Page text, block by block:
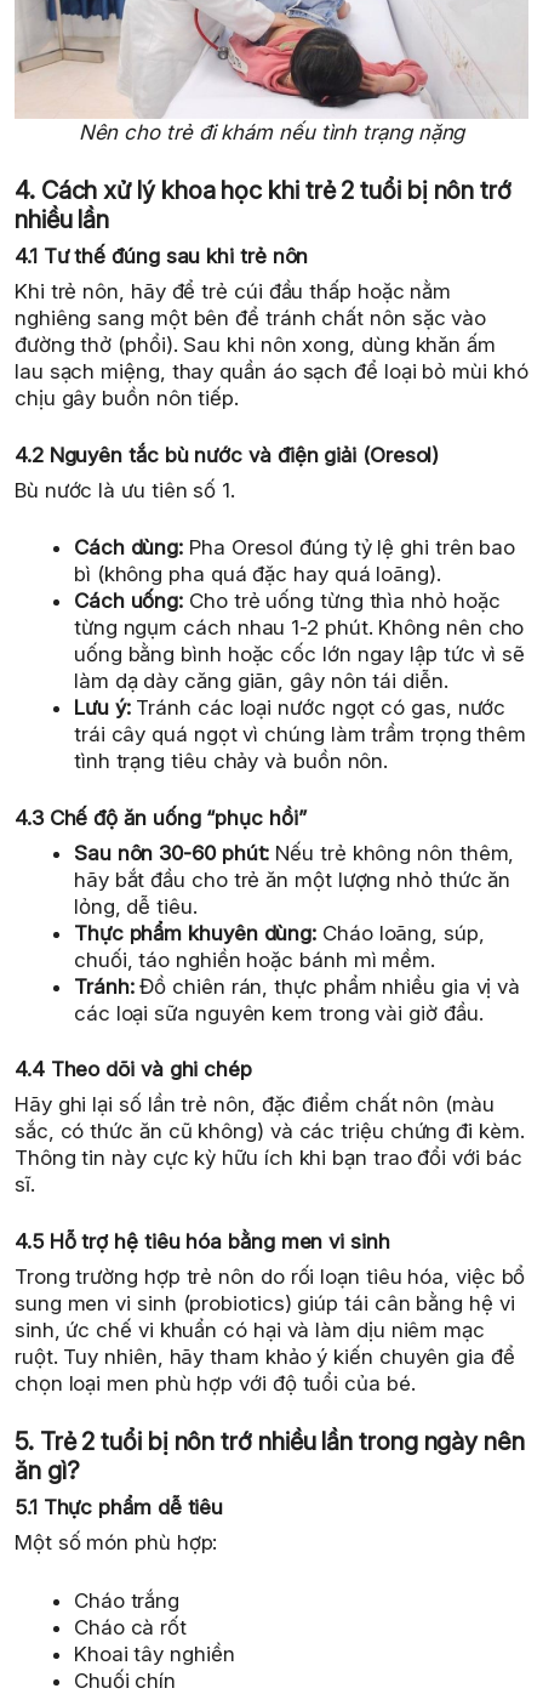
Nên cho trẻ đi khám nếu tình trạng nặng
4. Cách xử lý khoa học khi trẻ 2 tuổi bị nôn trớ
nhiều lần
4.1 Tư thế đúng sau khi trẻ nôn
Khi trẻ nôn, hãy để trẻ cúi đầu thấp hoặc nằm
nghiêng sang một bên để tránh chất nôn sặc vào
đường thở (phổi). Sau khi nôn xong, dùng khăn ấm
lau sạch miệng, thay quần áo sạch để loại bỏ mùi khó
chịu gây buồn nôn tiếp.
4.2 Nguyên tắc bù nước và điện giải (Oresol)
Bù nước là ưu tiên số 1.
Cách dùng: Pha Oresol đúng tỷ lệ ghi trên bao
bì (không pha quá đặc hay quá loãng).
Cách uống: Cho trẻ uống từng thìa nhỏ hoặc
từng ngụm cách nhau 1-2 phút. Không nên cho
uống bằng bình hoặc cốc lớn ngay lập tức vì sẽ
làm dạ dày căng giãn, gây nôn tái diễn.
Lưu ý:Tránh các loại nước ngọt có gas, nước
trái cây quá ngọt vì chúng làm trầm trọng thêm
tình trạng tiêu chảy và buồn nôn.
4.3 Chế độ ăn uống “phục hồi”
Sau nôn 30-60 phút: Nếu trẻ không nôn thêm,
hãy bắt đầu cho trẻ ăn một lượng nhỏ thức ăn
lỏng, dễ tiêu.
Thực phẩm khuyên dùng: Cháo loãng, súp,
chuối, táo nghiền hoặc bánh mì mềm.
Tránh:Đồ chiên rán, thực phẩm nhiều gia vị và
các loại sữa nguyên kem trong vài giờ đầu.
4.4 Theo dõi và ghi chép
Hãy ghi lại số lần trẻ nôn, đặc điểm chất nôn (màu
sắc, có thức ăn cũ không) và các triệu chứng đi kèm.
Thông tin này cực kỳ hữu ích khi bạn trao đổi với bác
sĩ.
4.5 Hỗ trợ hệ tiêu hóa bằng men vi sinh
Trong trường hợp trẻ nôn do rối loạn tiêu hóa, việc bổ
sung men vi sinh (probiotics) giúp tái cân bằng hệ vi
sinh, ức chế vi khuẩn có hại và làm dịu niêm mạc
ruột. Tuy nhiên, hãy tham khảo ý kiến chuyên gia để
chọn loại men phù hợp với độ tuổi của bé.
5. Trẻ 2 tuổi bị nôn trớ nhiều lần trong ngày nên
ăn gì?
5.1 Thực phẩm dễ tiêu
Một số món phù hợp:
Cháo trắng
Cháo cà rốt
Khoai tây nghiền
Chuối chín